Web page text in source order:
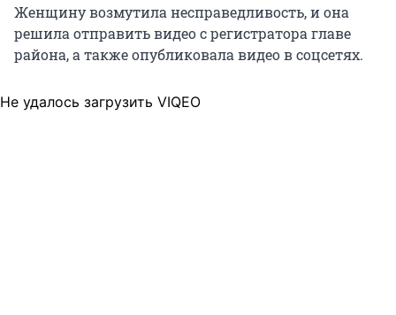
Женщину возмутила несправедливость, и она
решила отправить видео с регистратора главе
района, а также опубликовала видео в соцсетях.
Не удалось загрузить VIQEO